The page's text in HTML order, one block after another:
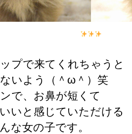
プで来てくれちゃうと
いよう（＾ω＾）笑
で、お鼻が短くて
いと感じていただける
な女の子です。